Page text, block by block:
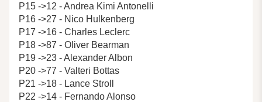
P15 ->12 - Andrea Kimi Antonelli
P16 ->27 - Nico Hulkenberg
P17 ->16 - Charles Leclerc
P18 ->87 - Oliver Bearman
P19 ->23 - Alexander Albon
P20 ->77 - Valteri Bottas
P21 ->18 - Lance Stroll
P22 ->14 - Fernando Alonso